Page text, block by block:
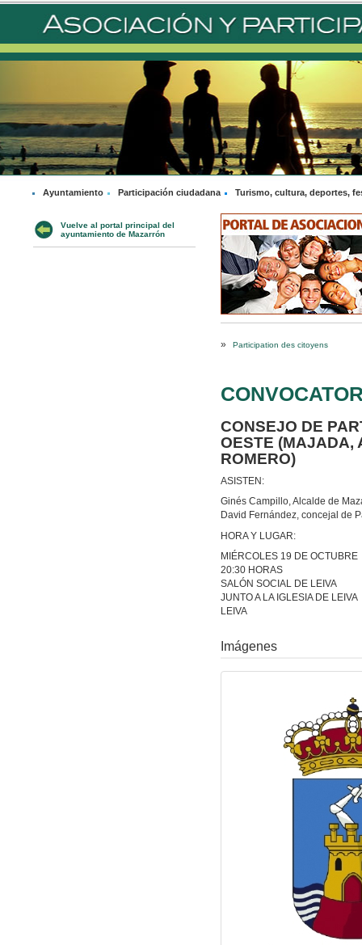
Ayuntamiento Participación ciudadana Turismo, cultura, deportes,
Vuelve al portal principal del
ayuntamiento de Mazarrón
» Participation des citoyens
CONSEJO DE
OESTE (MAJADA,
ROMERO)
ASISTEN:
Ginés Campillo, Alcalde de
David Fernández, concejal de
HORA Y LUGAR:
MIÉRCOLES 19 DE OCTUBRE
20:30 HORAS
SALÓN SOCIAL DE LEIVA
JUNTO A LA IGLESIA DE LEIVA
LEIVA
Imágenes